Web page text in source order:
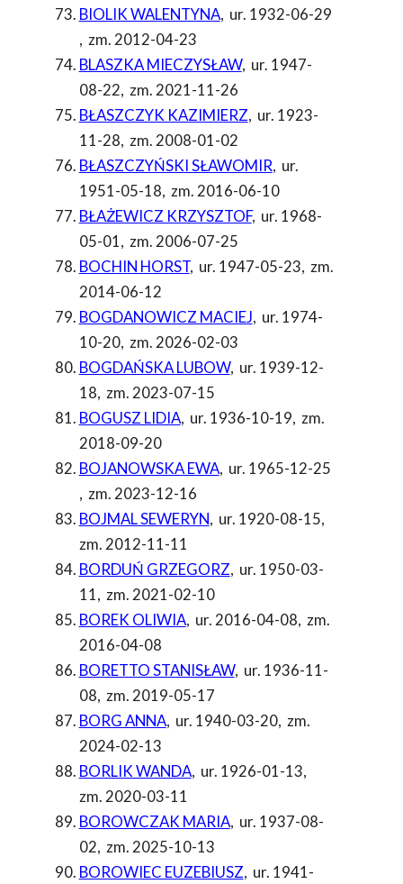
BIOLIK WALENTYNA, ur. 1932-06-29
, zm. 2012-04-23
BLASZKA MIECZYSŁAW, ur. 1947-
08-22, zm. 2021-11-26
BŁASZCZYK KAZIMIERZ, ur. 1923-
11-28, zm. 2008-01-02
BŁASZCZYŃSKI SŁAWOMIR, ur.
1951-05-18, zm. 2016-06-10
BŁAŻEWICZ KRZYSZTOF, ur. 1968-
05-01, zm. 2006-07-25
BOCHIN HORST, ur. 1947-05-23, zm.
2014-06-12
BOGDANOWICZ MACIEJ, ur. 1974-
10-20, zm. 2026-02-03
BOGDAŃSKA LUBOW, ur. 1939-12-
18, zm. 2023-07-15
BOGUSZ LIDIA, ur. 1936-10-19, zm.
2018-09-20
BOJANOWSKA EWA, ur. 1965-12-25
, zm. 2023-12-16
BOJMAL SEWERYN, ur. 1920-08-15,
zm. 2012-11-11
BORDUŃ GRZEGORZ, ur. 1950-03-
11, zm. 2021-02-10
BOREK OLIWIA, ur. 2016-04-08, zm.
2016-04-08
BORETTO STANISŁAW, ur. 1936-11-
08, zm. 2019-05-17
BORG ANNA, ur. 1940-03-20, zm.
2024-02-13
BORLIK WANDA, ur. 1926-01-13,
zm. 2020-03-11
BOROWCZAK MARIA, ur. 1937-08-
02, zm. 2025-10-13
BOROWIEC EUZEBIUSZ, ur. 1941-